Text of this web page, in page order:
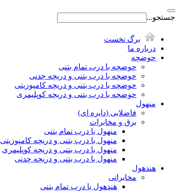
جستجو...
برگ نخست
درباره ما
حوضچه
حوضچه با درب تمام بتنی
حوضچه با درب بتنی و دریچه چدنی
حوضچه با درب بتنی و دریچه کامپوزیتی
حوضچه با درب بتنی و دریچه کوپلیمری
منهول
فاضلابی (دایره ای)
برق و مخابرات
منهول با درب تمام بتنی
منهول با درب بتنی و دریچه کامپوزیتی
منهول با درب بتنی و دریچه کوپلیمری
منهول با درب بتنی و دریچه چدنی
هندهول
مخابراتی
هندهول با درب تمام بتنی